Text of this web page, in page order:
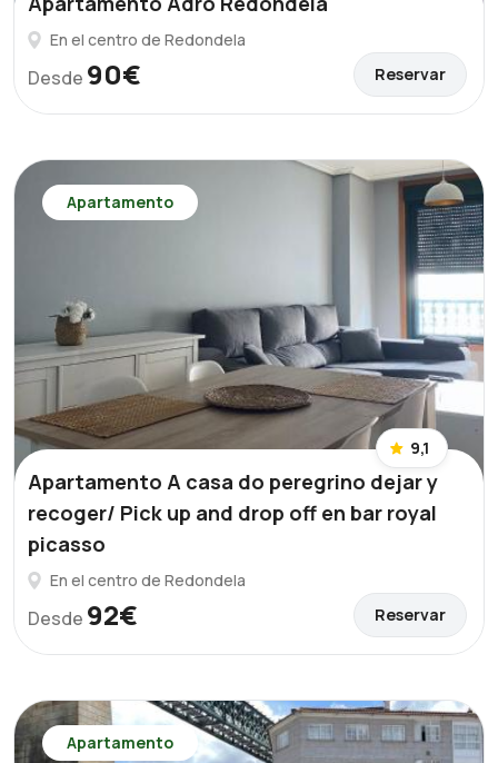
En el centro de Redondela
Desde 90€ Reservar
Apartamento
9,1
Apartamento A casa do peregrino dejar y
recoger/ Pick up and drop off en bar royal
picasso
En el centro de Redondela
Desde 92€ Reservar
Apartamento